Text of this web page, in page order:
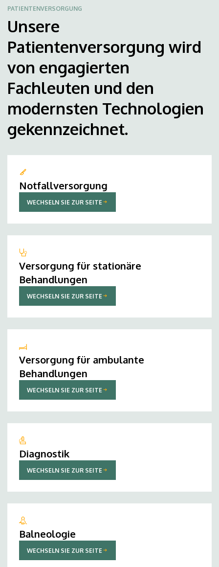
PATIENTENVERSORGUNG
Unsere
Patientenversorgung wird
von engagierten
Fachleuten und den
modernsten Technologien
gekennzeichnet.
Notfallversorgung
WECHSELN SIE ZUR SEITE
Versorgung für stationäre
Behandlungen
WECHSELN SIE ZUR SEITE
Versorgung für ambulante
Behandlungen
WECHSELN SIE ZUR SEITE
Diagnostik
WECHSELN SIE ZUR SEITE
Balneologie
WECHSELN SIE ZUR SEITE